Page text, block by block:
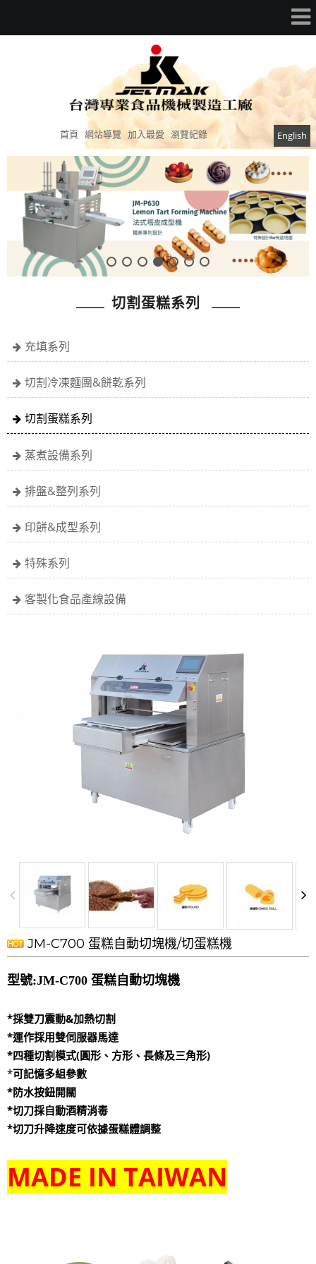
首頁 網站導覽 加入最愛 English
瀏覽紀錄
切割蛋糕系列
充填系列
切割冷凍麵團&餅乾系列
切割蛋糕系列
蒸煮設備系列
排盤&整列系列
印餅&成型系列
特殊系列
客製化食品產線設備
JM-C700 蛋糕自動切塊機/切蛋糕機
型號:JM-C700 蛋糕自動切塊機
*採雙刀震動&加熱切割
*運作採用雙伺服器馬達
*四種切割模式(圓形、方形、長條及三角形)
*可記憶多組參數
*防水按鈕開關
*切刀採自動酒精消毒
*切刀升降速度可依據蛋糕體調整
MADE IN TAIWAN